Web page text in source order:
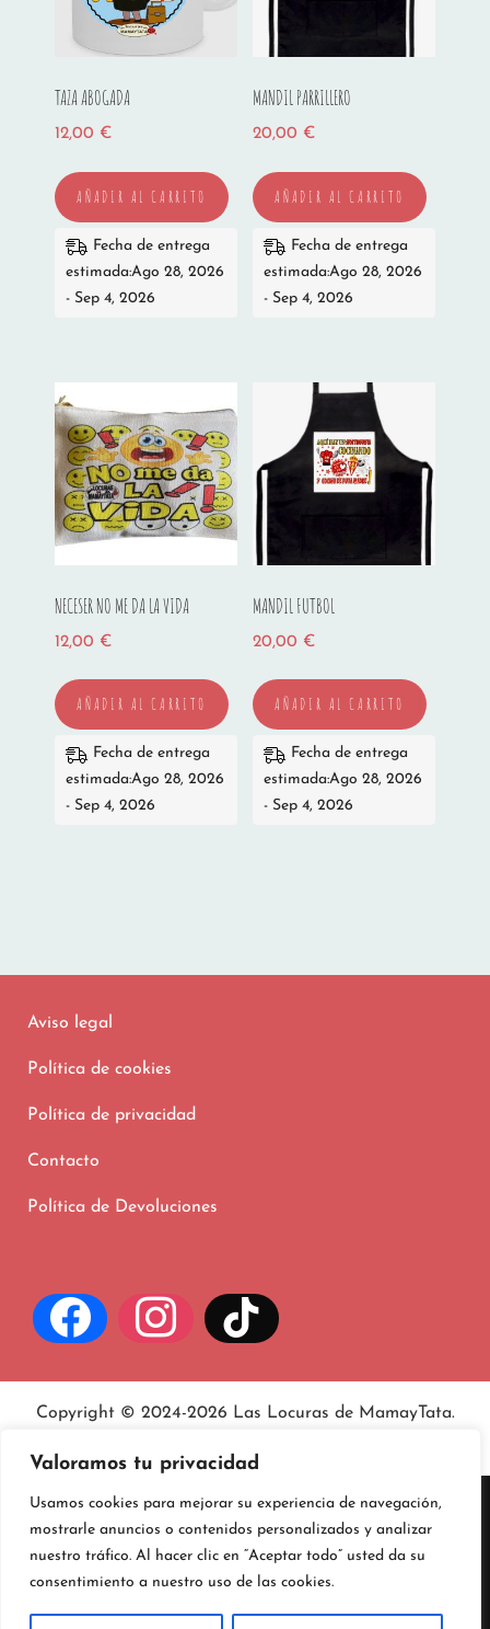
Valoramos tu privacidad
Usamos cookies para mejorar su experiencia de navegación,
mostrarle anuncios o contenidos personalizados y analizar
nuestro tráfico. Al hacer clic en “Aceptar todo” usted da su
consentimiento a nuestro uso de las cookies.
TAZA ABOGADA
12,00 €
AÑADIR AL CARRITO
Fecha de entrega
estimada:Ago 28, 2026
- Sep 4, 2026
MANDIL PARRILLERO
20,00 €
AÑADIR AL CARRITO
Fecha de entrega
estimada:Ago 28, 2026
- Sep 4, 2026
NECESER NO ME DA LA VIDA
12,00 €
AÑADIR AL CARRITO
Fecha de entrega
estimada:Ago 28, 2026
- Sep 4, 2026
MANDIL FUTBOL
20,00 €
AÑADIR AL CARRITO
Fecha de entrega
estimada:Ago 28, 2026
- Sep 4, 2026
Aviso legal
Política de cookies
Política de privacidad
Contacto
Política de Devoluciones
Copyright © 2024-2026 Las Locuras de MamayTata.